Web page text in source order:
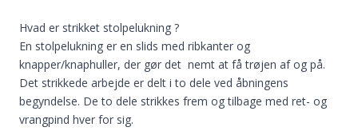
Hvad er strikket stolpelukning ?
En stolpelukning er en slids med ribkanter og
knapper/knaphuller, der gør det nemt at få trøjen af og på.
Det strikkede arbejde er delt i to dele ved åbningens
begyndelse. De to dele strikkes frem og tilbage med ret- og
vrangpind hver for sig.